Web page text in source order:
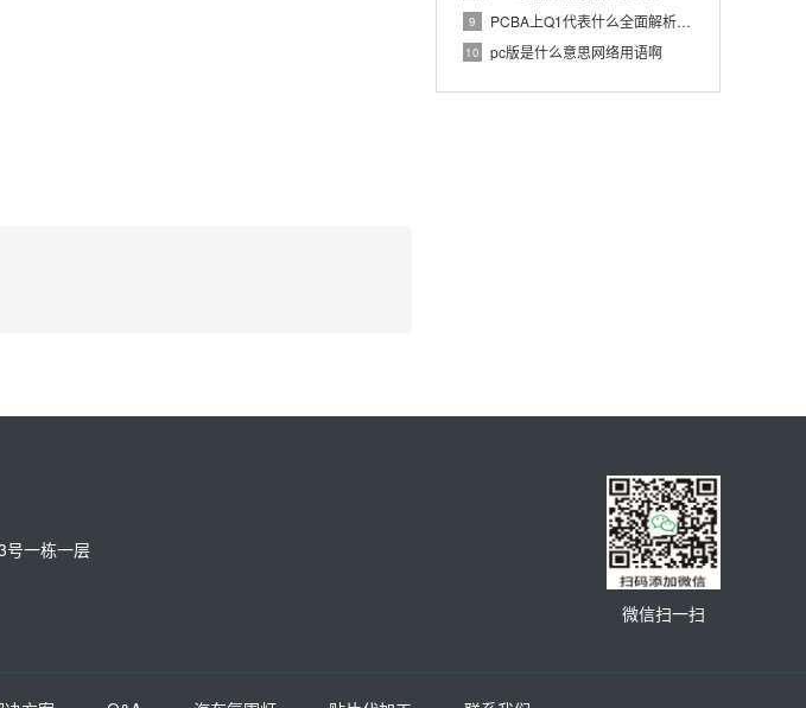
9 PCBA上Q1代表什么全面解析PCB电路板中Q1的作用
10 pc版是什么意思网络用语啊
微信扫一扫
号一栋一层